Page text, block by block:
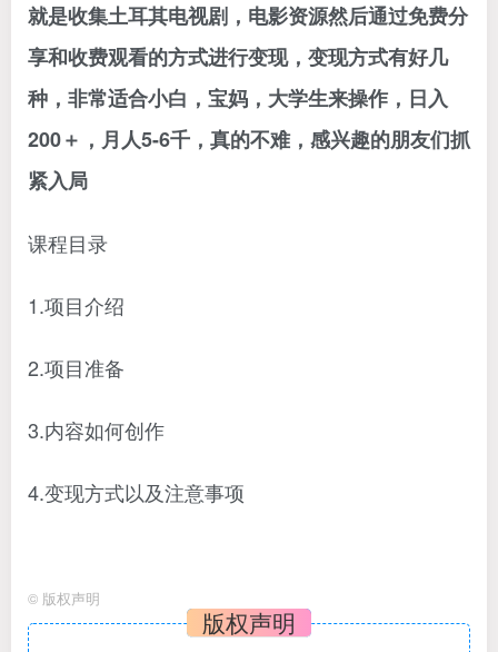
就是收集土耳其电视剧，电影资源然后通过免费分
享和收费观看的方式进行变现，变现方式有好几
种，非常适合小白，宝妈，大学生来操作，日入
200＋，月人5-6千，真的不难，感兴趣的朋友们抓
紧入局
课程目录
1.项目介绍
2.项目准备
3.内容如何创作
4.变现方式以及注意事项
© 版权声明
版权声明